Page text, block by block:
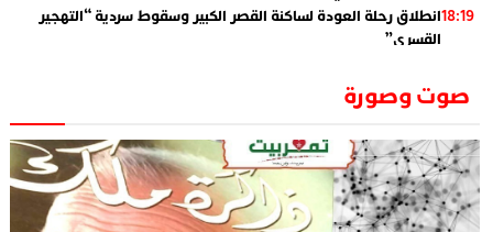
18:19انطلاق رحلة العودة لساكنة القصر الكبير وسقوط سردية “التهجير
القسري”
01:55
​”لارام”.. 3 خطوط أخرى نحو إسبانيا وهذه هي الوجهات
14:37الاعلامي حسن فاتح.. لهذا السبب يرفض بعض لاعبوا المنتخب
تعيين السكتيوي
صوت وصورة